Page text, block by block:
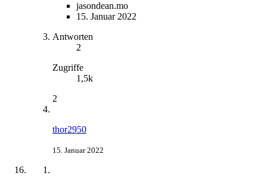
jasondean.mo
15. Januar 2022
Antworten
2
Zugriffe
1,5k
2
thor2950
15. Januar 2022